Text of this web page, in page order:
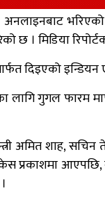
भरिएको
छ । मिडिया
दिइएको
लागि गुगल फारम
अमित शाह,
प्रकाशमा